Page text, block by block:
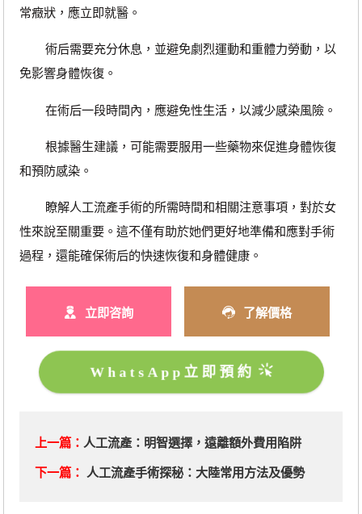
常癥狀，應立即就醫。
術后需要充分休息，並避免劇烈運動和重體力勞動，以
免影響身體恢復。
在術后一段時間內，應避免性生活，以減少感染風險。
根據醫生建議，可能需要服用一些藥物來促進身體恢復
和預防感染。
瞭解人工流產手術的所需時間和相關注意事項，對於女
性來說至關重要。這不僅有助於她們更好地準備和應對手術
過程，還能確保術后的快速恢復和身體健康。
立即咨詢 了解價格
WhatsApp立即預約
上一篇： 人工流產：明智選擇，遠離額外費用陷阱
下一篇： 人工流產手術探秘：大陸常用方法及優勢